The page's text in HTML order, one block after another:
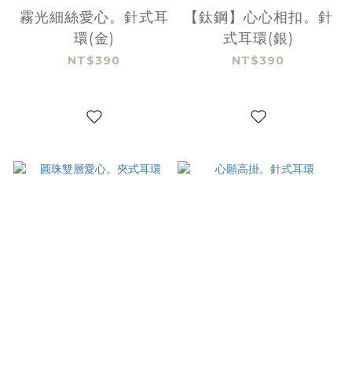
霧光細絲愛心。針式耳
環(金)
NT$390
【鈦鋼】心心相扣。針
式耳環(銀)
NT$390